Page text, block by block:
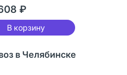
₽
В корзину
в Челябинске